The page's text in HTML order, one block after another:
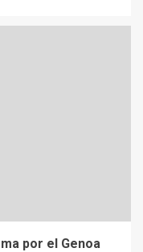
por el Genoa